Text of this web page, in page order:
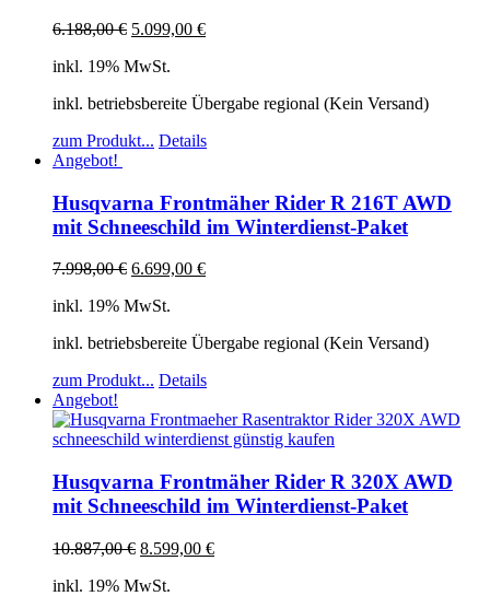
6.188,00€ 5.099,00 €
inkl. 19% MwSt.
inkl. betriebsbereite Übergabe regional (Kein Versand)
zum Produkt... Details
Angebot!
Husqvarna Frontmäher Rider R 216T AWD
mit Schneeschild im Winterdienst-Paket
7.998,00€ 6.699,00 €
inkl. 19% MwSt.
inkl. betriebsbereite Übergabe regional (Kein Versand)
zum Produkt... Details
Angebot!
Husqvarna Frontmäher Rider R 320X AWD
mit Schneeschild im Winterdienst-Paket
10.887,00€ 8.599,00 €
inkl. 19% MwSt.